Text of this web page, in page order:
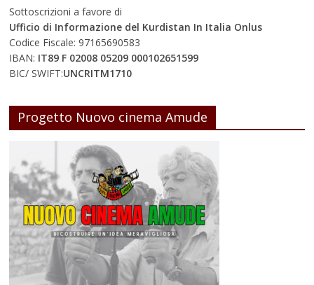
Sottoscrizioni a favore di
Ufficio di Informazione del Kurdistan In Italia Onlus
Codice Fiscale: 97165690583
IBAN: IT89 F 02008 05209 000102651599
BIC/ SWIFT:UNCRITM1710
Progetto Nuovo cinema Amude